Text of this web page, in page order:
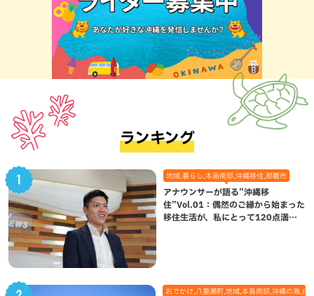
ランキング
地域,暮らし,本島南部,沖縄移住,那覇市
アナウンサーが語る”沖縄移
住”Vol.01：偶然のご縁から始まった
移住生活が、私にとって120点満点
おでかけ,八重瀬町,地域,本島南部,沖縄の海,自